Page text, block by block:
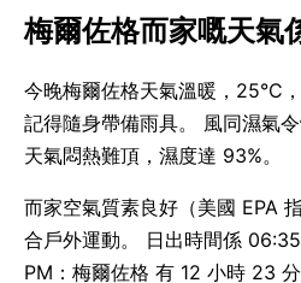
梅爾佐格而家嘅天氣
今晚梅爾佐格天氣溫暖，25°C
記得隨身帶備雨具。 風同濕氣
天氣悶熱難頂，濕度達 93%。
而家空氣質素良好（美國 EPA
合戶外運動。 日出時間係
PM：梅爾佐格 有 12 小時 23 分